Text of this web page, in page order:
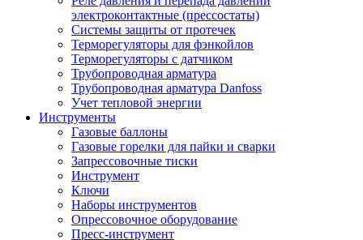
электроконтактные (прессостаты)
Системы защиты от протечек
Терморегуляторы для фэнкойлов
Терморегуляторы с датчиком
Трубопроводная арматура
Трубопроводная арматура Danfoss
Учет тепловой энергии
Инструменты
Газовые баллоны
Газовые горелки для пайки и сварки
Запрессовочные тиски
Инструмент
Ключи
Наборы инструментов
Опрессовочное оборудование
Пресс-инструмент